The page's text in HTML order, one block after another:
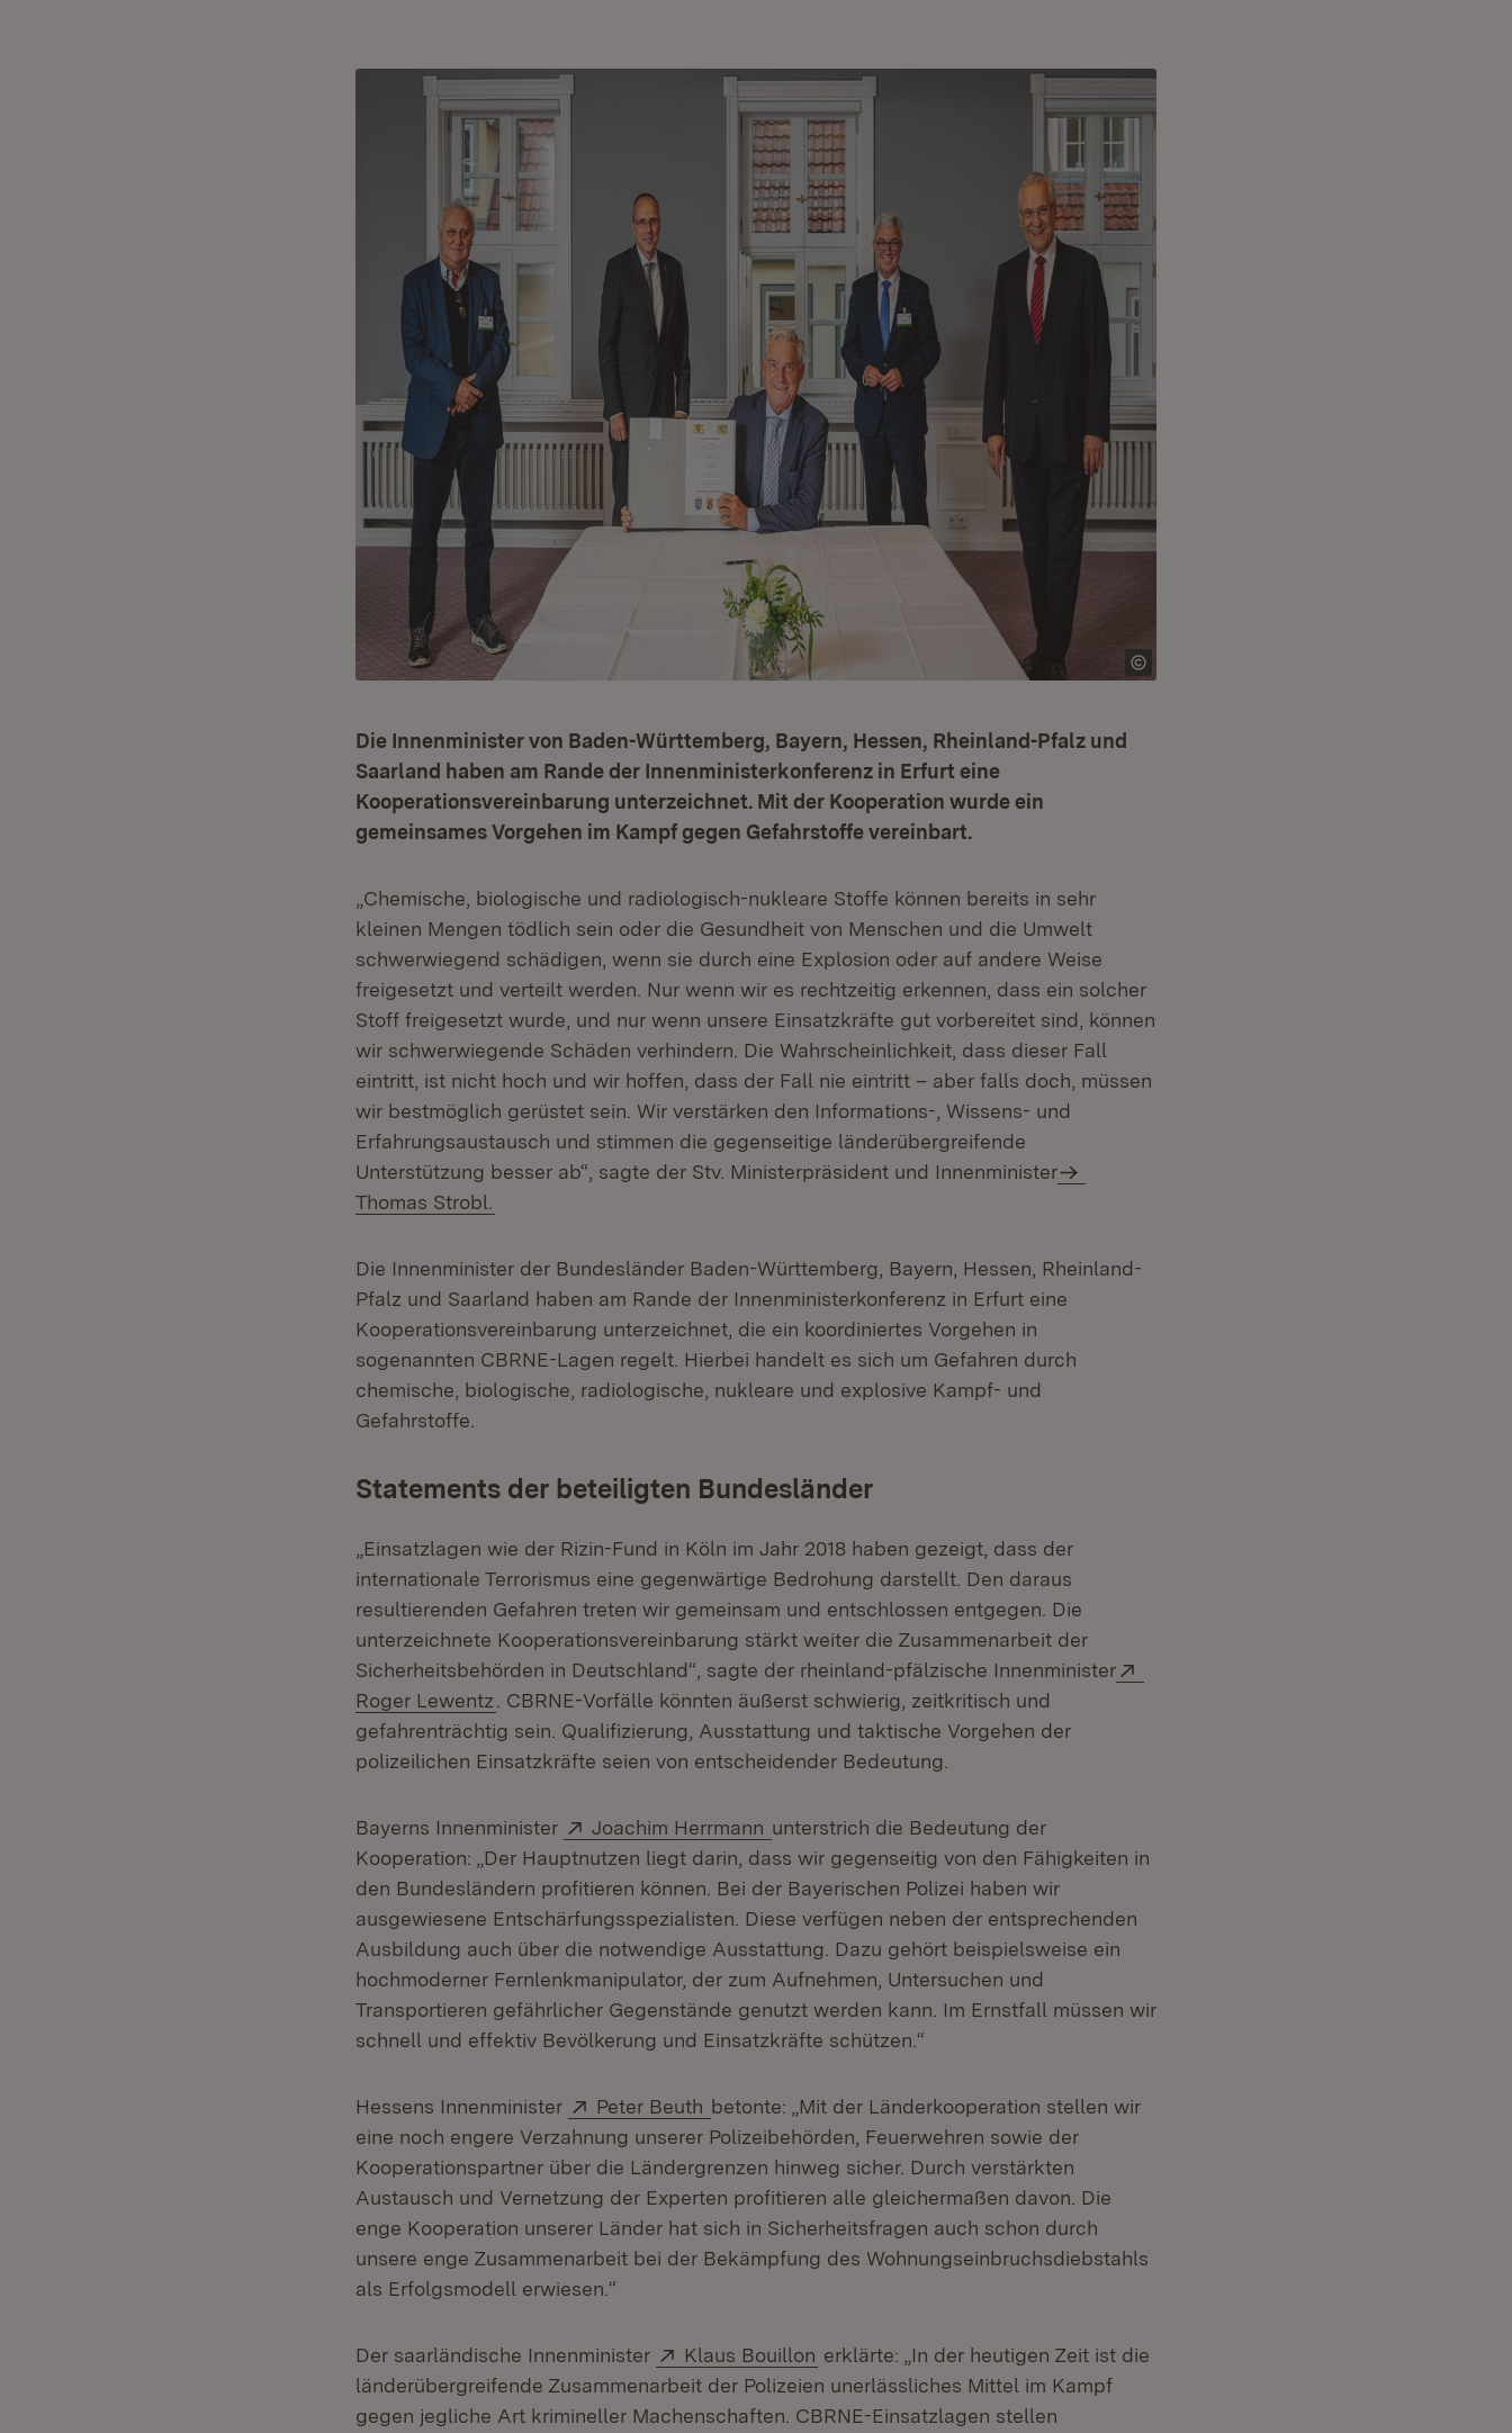
Die Innenminister von Baden-Württemberg, Bayern, Hessen, Rheinland-Pfalz und
Saarland haben am Rande der Innenministerkonferenz in Erfurt eine
Kooperationsvereinbarung unterzeichnet. Mit der Kooperation wurde ein
gemeinsames Vorgehen im Kampf gegen Gefahrstoffe vereinbart.
„Chemische, biologische und radiologisch-nukleare Stoffe können bereits in sehr
kleinen Mengen tödlich sein oder die Gesundheit von Menschen und die Umwelt
schwerwiegend schädigen, wenn sie durch eine Explosion oder auf andere Weise
freigesetzt und verteilt werden. Nur wenn wir es rechtzeitig erkennen, dass ein solcher
Stoff freigesetzt wurde, und nur wenn unsere Einsatzkräfte gut vorbereitet sind, können
wir schwerwiegende Schäden verhindern. Die Wahrscheinlichkeit, dass dieser Fall
eintritt, ist nicht hoch und wir hoffen, dass der Fall nie eintritt – aber falls doch, müssen
wir bestmöglich gerüstet sein. Wir verstärken den Informations-, Wissens- und
Erfahrungsaustausch und stimmen die gegenseitige länderübergreifende
Unterstützung besser ab“, sagte der Stv. Ministerpräsident und Innenminister
Thomas Strobl.
Die Innenminister der Bundesländer Baden-Württemberg, Bayern, Hessen, Rheinland-
Pfalz und Saarland haben am Rande der Innenministerkonferenz in Erfurt eine
Kooperationsvereinbarung unterzeichnet, die ein koordiniertes Vorgehen in
sogenannten CBRNE-Lagen regelt. Hierbei handelt es sich um Gefahren durch
chemische, biologische, radiologische, nukleare und explosive Kampf- und
Gefahrstoffe.
Statements der beteiligten Bundesländer
„Einsatzlagen wie der Rizin-Fund in Köln im Jahr 2018 haben gezeigt, dass der
internationale Terrorismus eine gegenwärtige Bedrohung darstellt. Den daraus
resultierenden Gefahren treten wir gemeinsam und entschlossen entgegen. Die
unterzeichnete Kooperationsvereinbarung stärkt weiter die Zusammenarbeit der
Sicherheitsbehörden in Deutschland“, sagte der rheinland-pfälzische Innenminister
Roger Lewentz (Öffnet in neuem Fenster)
. CBRNE-Vorfälle könnten äußerst schwierig, zeitkritisch und
gefahrenträchtig sein. Qualifizierung, Ausstattung und taktische Vorgehen der
polizeilichen Einsatzkräfte seien von entscheidender Bedeutung.
Bayerns Innenminister Extern:
Joachim Herrmann (Öffnet in neuem Fenster)
unterstrich die Bedeutung der
Kooperation: „Der Hauptnutzen liegt darin, dass wir gegenseitig von den Fähigkeiten in
den Bundesländern profitieren können. Bei der Bayerischen Polizei haben wir
ausgewiesene Entschärfungsspezialisten. Diese verfügen neben der entsprechenden
Ausbildung auch über die notwendige Ausstattung. Dazu gehört beispielsweise ein
hochmoderner Fernlenkmanipulator, der zum Aufnehmen, Untersuchen und
Transportieren gefährlicher Gegenstände genutzt werden kann. Im Ernstfall müssen wir
schnell und effektiv Bevölkerung und Einsatzkräfte schützen.“
Hessens Innenminister Extern:
Peter Beuth (Öffnet in neuem Fenster)
betonte: „Mit der Länderkooperation stellen wir
eine noch engere Verzahnung unserer Polizeibehörden, Feuerwehren sowie der
Kooperationspartner über die Ländergrenzen hinweg sicher. Durch verstärkten
Austausch und Vernetzung der Experten profitieren alle gleichermaßen davon. Die
enge Kooperation unserer Länder hat sich in Sicherheitsfragen auch schon durch
unsere enge Zusammenarbeit bei der Bekämpfung des Wohnungseinbruchsdiebstahls
als Erfolgsmodell erwiesen.“
Der saarländische Innenminister Extern:
Klaus Bouillon (Öffnet in neuem Fenster)
erklärte: „In der heutigen Zeit ist die
länderübergreifende Zusammenarbeit der Polizeien unerlässliches Mittel im Kampf
gegen jegliche Art krimineller Machenschaften. CBRNE-Einsatzlagen stellen